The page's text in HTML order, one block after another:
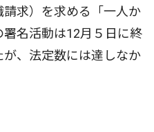
求）を求める「一人か
名活動は12月５日に終
、法定数には達しなか